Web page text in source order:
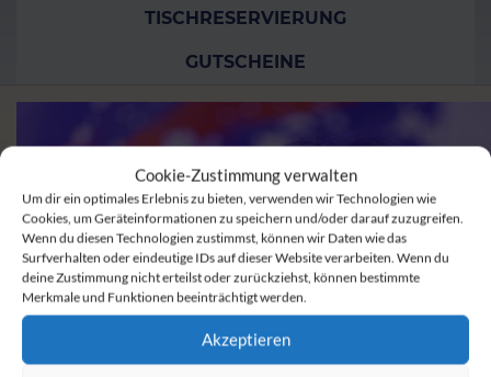
Cookie-Zustimmung verwalten
Um dir ein optimales Erlebnis zu bieten, verwenden wir Technologien wie
Cookies, um Geräteinformationen zu speichern und/oder darauf zuzugreifen.
Wenn du diesen Technologien zustimmst, können wir Daten wie das
Surfverhalten oder eindeutige IDs auf dieser Website verarbeiten. Wenn du
deine Zustimmung nicht erteilst oder zurückziehst, können bestimmte
Merkmale und Funktionen beeinträchtigt werden.
Akzeptieren
TISCHRESERVIERUNG
GUTSCHEINE